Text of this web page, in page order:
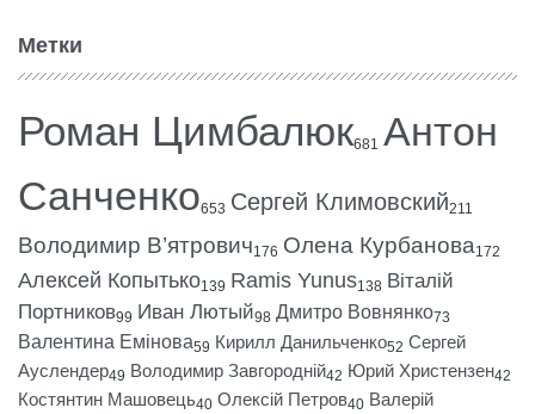
Метки
Роман Цимбалюк681 Антон
Санченко653 Сергей Климовский211
Володимир В’ятрович176 Олена Курбанова172
Алексей Копытько139 Ramis Yunus138 Віталій
Портников99 Иван Лютый98 Дмитро Вовнянко73
Валентина Емінова59 Кирилл Данильченко52 Сергей
Ауслендер49 Володимир Завгородній42 Юрий Христензен42
Костянтин Машовець40 Олексій Петров40 Валерій